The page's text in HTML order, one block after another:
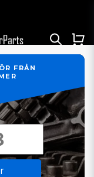
FRÅN